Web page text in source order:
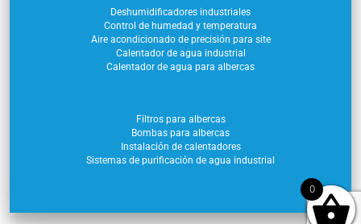
Deshumidificadores industriales
Control de humedad y temperatura
Aire acondicionado de precisión para site
Calentador de agua industrial
Calentador de agua para albercas
Filtros para albercas
Bombas para albercas
Instalación de calentadores
Sistemas de purificación de agua industrial
0